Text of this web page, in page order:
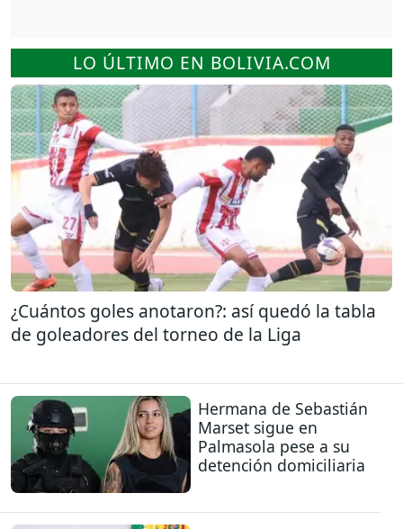
LO ÚLTIMO EN BOLIVIA.COM
¿Cuántos goles anotaron?: así quedó la tabla
de goleadores del torneo de la Liga
Hermana de Sebastián
Marset sigue en
Palmasola pese a su
detención domiciliaria